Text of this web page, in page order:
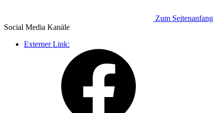
Zum Seitenanfang
Social Media Kanäle
Externer Link: